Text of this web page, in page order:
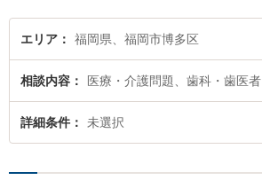
エリア 福岡県、福岡市博多区
相談内容 医療・介護問題、歯科・歯医者
詳細条件 未選択